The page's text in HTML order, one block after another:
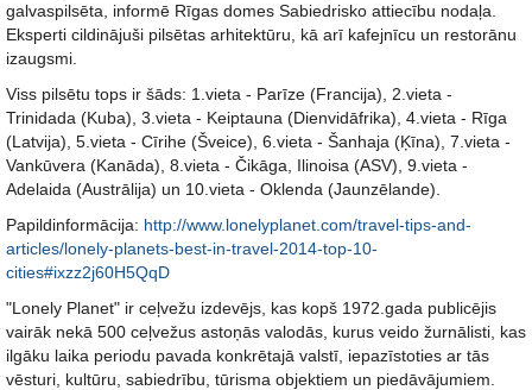
galvaspilsēta, informē Rīgas domes Sabiedrisko attiecību nodaļa.
Eksperti cildinājuši pilsētas arhitektūru, kā arī kafejnīcu un restorānu
izaugsmi.
Viss pilsētu tops ir šāds: 1.vieta - Parīze (Francija), 2.vieta -
Trinidada (Kuba), 3.vieta - Keiptauna (Dienvidāfrika), 4.vieta - Rīga
(Latvija), 5.vieta - Cīrihe (Šveice), 6.vieta - Šanhaja (Ķīna), 7.vieta -
Vankūvera (Kanāda), 8.vieta - Čikāga, Ilinoisa (ASV), 9.vieta -
Adelaida (Austrālija) un 10.vieta - Oklenda (Jaunzēlande).
Papildinformācija: http://www.lonelyplanet.com/travel-tips-and-
articles/lonely-planets-best-in-travel-2014-top-10-
cities#ixzz2j60H5QqD
"Lonely Planet" ir ceļvežu izdevējs, kas kopš 1972.gada publicējis
vairāk nekā 500 ceļvežus astoņās valodās, kurus veido žurnālisti, kas
ilgāku laika periodu pavada konkrētajā valstī, iepazīstoties ar tās
vēsturi, kultūru, sabiedrību, tūrisma objektiem un piedāvājumiem.